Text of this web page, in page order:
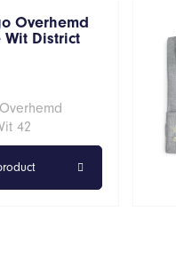
Overhemd
Wit District
42